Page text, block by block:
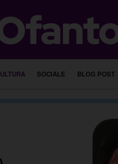
SOCIALE BLOG POST